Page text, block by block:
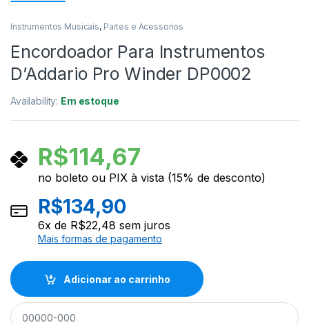
Instrumentos Musicais, Partes e Acessorios
Encordoador Para Instrumentos
D’Addario Pro Winder DP0002
Availability: Em estoque
R$114,67
no boleto ou PIX à vista (15% de desconto)
R$134,90
6x de R$22,48 sem juros
Mais formas de pagamento
Adicionar ao carrinho